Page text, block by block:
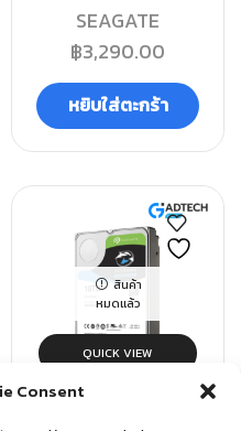
Consent
SEAGATE
฿3,290.00
หยิบใส่ตะกร้า
สินค้า
หมดแล้ว
QUICK VIEW